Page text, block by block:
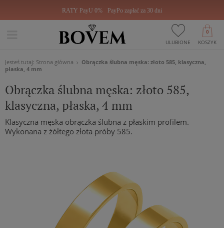
RATY PayU 0% PayPo zapłać za 30 dni
ULUBIONE KOSZYK
0
Jesteś tutaj: Strona główna
Obrączka ślubna męska: złoto 585, klasyczna,
płaska, 4 mm
Obrączka ślubna męska: złoto 585,
klasyczna, płaska, 4 mm
Klasyczna męska obrączka ślubna z płaskim profilem.
Wykonana z żółtego złota próby 585.